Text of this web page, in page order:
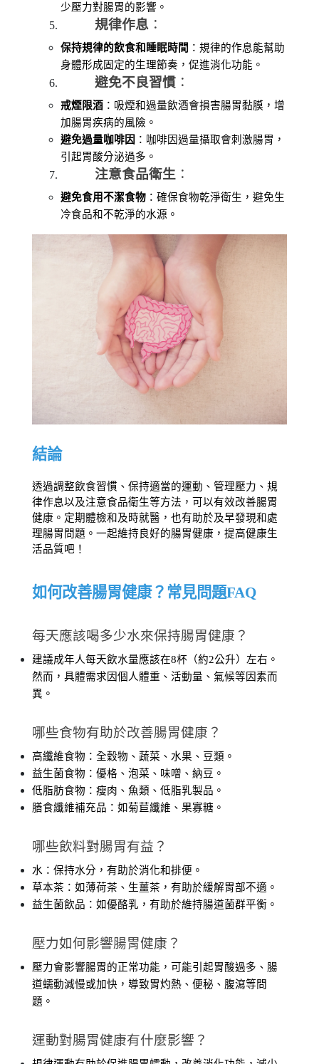
少壓力對腸胃的影響。
規律作息 ：
保持規律的飲食和睡眠時間 ：規律的作息能幫助
身體形成固定的生理節奏，促進消化功能。
避免不良習慣 ：
戒煙限酒 ：吸煙和過量飲酒會損害腸胃黏膜，增
加腸胃疾病的風險。
避免過量咖啡因 ：咖啡因過量攝取會刺激腸胃，
引起胃酸分泌過多。
注意食品衛生 ：
避免食用不潔食物 ：確保食物乾淨衛生，避免生
冷食品和不乾淨的水源。
結論
透過調整飲食習慣、保持適當的運動、管理壓力、規
律作息以及注意食品衛生等方法，可以有效改善腸胃
健康。定期體檢和及時就醫，也有助於及早發現和處
理腸胃問題。一起維持良好的腸胃健康，提高健康生
活品質吧！
如何改善腸胃健康？常見問題FAQ
每天應該喝多少水來保持腸胃健康？
建議成年人每天飲水量應該在8杯（約2公升）左右。
然而，具體需求因個人體重、活動量、氣候等因素而
異。
哪些食物有助於改善腸胃健康？
高纖維食物：全穀物、蔬菜、水果、豆類。
益生菌食物：優格、泡菜、味噌、納豆。
低脂肪食物：瘦肉、魚類、低脂乳製品。
膳食纖維補充品：如菊苣纖維、果寡糖。
哪些飲料對腸胃有益？
水：保持水分，有助於消化和排便。
草本茶：如薄荷茶、生薑茶，有助於緩解胃部不適。
益生菌飲品：如優酪乳，有助於維持腸道菌群平衡。
壓力如何影響腸胃健康？
壓力會影響腸胃的正常功能，可能引起胃酸過多、腸
道蠕動減慢或加快，導致胃灼熱、便秘、腹瀉等問
題。
運動對腸胃健康有什麼影響？